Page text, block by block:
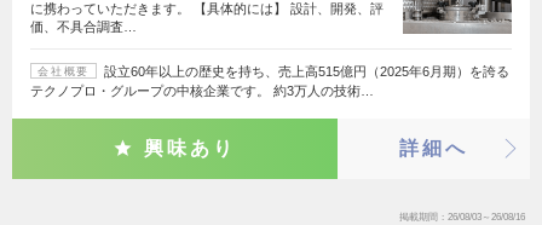
に携わっていただきます。 【具体的には】 設計、開発、評
価、不具合調査…
会社概要
設立60年以上の歴史を持ち、売上高515億円（2025年6月期）を誇る
テクノプロ・グループの中核企業です。 約3万人の技術…
興味あり 詳細へ
掲載期間 26/08/03～26/08/16